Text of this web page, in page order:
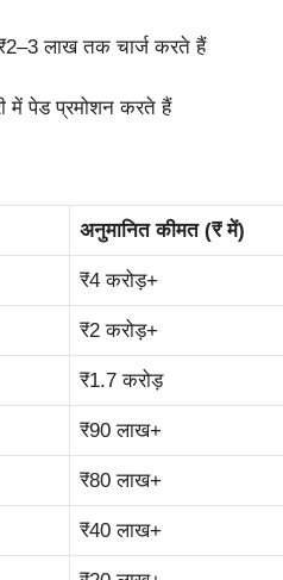
लाख तक चार्ज करते हैं
पेड प्रमोशन करते हैं
अनुमानित कीमत (₹ में)
₹4 करोड़+
₹2 करोड़+
₹1.7 करोड़
₹90 लाख+
₹80 लाख+
₹40 लाख+